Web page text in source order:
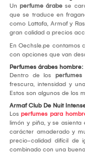
Un perfume árabe se
que se traduce en
como Lattafa, Armaf y
gran calidad a precios
En Oechsle.pe contamos
con opciones que van
Perfumes árabes
Dentro de los
frescura, intensidad y
Estos son algunos de los
Armaf Club De Nuit
Los perfumes para
limón y piña, y se
carácter amaderado y
precio-calidad difícil de
combinado con una buena